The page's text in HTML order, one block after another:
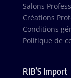
Salons
Créations
Conditions
Politique de
RIB’S Import